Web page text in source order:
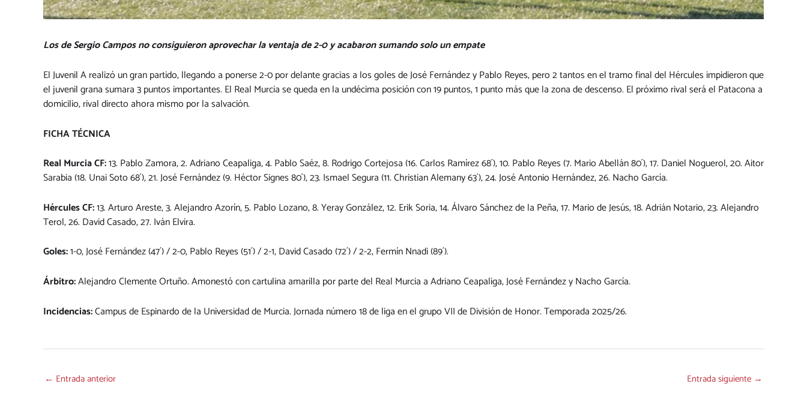
Los de Sergio Campos no consiguieron aprovechar la ventaja de 2-0 y acabaron sumando solo un empate
El Juvenil A realizó un gran partido, llegando a ponerse 2-0 por delante gracias a los goles de José Fernández y Pablo Reyes, pero 2 tantos en el tramo final del Hércules impidieron que
el juvenil grana sumara 3 puntos importantes. El Real Murcia se queda en la undécima posición con 19 puntos, 1 punto más que la zona de descenso. El próximo rival será el Patacona a
domicilio, rival directo ahora mismo por la salvación.
FICHA TÉCNICA
Real Murcia CF:13. Pablo Zamora, 2. Adriano Ceapaliga, 4. Pablo Saéz, 8. Rodrigo Cortejosa (16. Carlos Ramírez 68´), 10. Pablo Reyes (7. Mario Abellán 80´), 17. Daniel Noguerol, 20. Aitor
Sarabia (18. Unai Soto 68´), 21. José Fernández (9. Héctor Signes 80´), 23. Ismael Segura (11. Christian Alemany 63´), 24. José Antonio Hernández, 26. Nacho García.
Hércules CF:13. Arturo Areste, 3. Alejandro Azorín, 5. Pablo Lozano, 8. Yeray González, 12. Erik Soria, 14. Álvaro Sánchez de la Peña, 17. Mario de Jesús, 18. Adrián Notario, 23. Alejandro
Terol, 26. David Casado, 27. Iván Elvira.
Goles:1-0, José Fernández (47´) / 2-0, Pablo Reyes (51´) / 2-1, David Casado (72´) / 2-2, Fermín Nnadi (89´).
Árbitro:Alejandro Clemente Ortuño. Amonestó con cartulina amarilla por parte del Real Murcia a Adriano Ceapaliga, José Fernández y Nacho García.
Incidencias:Campus de Espinardo de la Universidad de Murcia. Jornada número 18 de liga en el grupo VII de División de Honor. Temporada 2025/26.
← Entrada anterior Entrada siguiente →